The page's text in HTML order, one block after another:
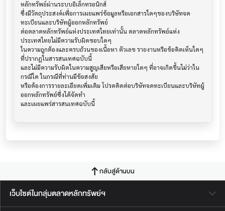
หลักทรัพย์ผ่านระบบอิเล็กทรอนิกส์
ซึ่งมีวัตถุประสงค์เพื่อการเผยแพร่ข้อมูลหรือเอกสารใดๆของบริษัทจด
ทะเบียนและบริษัทผู้ออกหลักทรัพย์
ต่อตลาดหลักทรัพย์แห่งประเทศไทยเท่านั้น ตลาดหลักทรัพย์แห่ง
ประเทศไทยไม่มีความรับผิดชอบใดๆ
ในความถูกต้องและครบถ้วนของเนื้อหา ตัวเลข รายงานหรือข้อคิดเห็นใดๆ
ที่ปรากฎในสารสนเทศฉบับนี้
และไม่มีความรับผิดในความสูญเสียหรือเสียหายใดๆ ที่อาจเกิดขึ้นไม่ว่าใน
กรณีใด ในกรณีที่ท่านมีข้อสงสัย
หรือต้องการรายละเอียดเพิ่มเติม โปรดติดต่อบริษัทจดทะเบียนและบริษัทผู้
ออกหลักทรัพย์ซึ่งได้จัดทำ
และเผยแพร่สารสนเทศฉบับนี้
กลับสู่ด้านบน
เว็บไซต์ในกลุ่มตลาดหลักทรัพย์ฯ